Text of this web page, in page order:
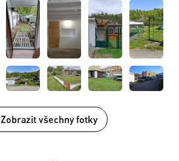
Zobrazit všechny fotky